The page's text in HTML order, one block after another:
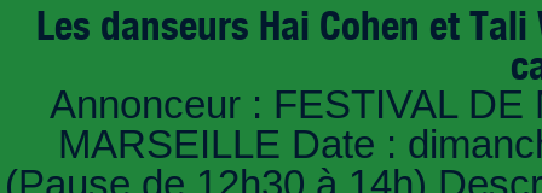
Les danseurs Hai Cohen et
Annonceur : FESTIVAL
MARSEILLE Date :